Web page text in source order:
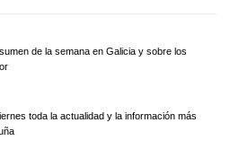
de la semana en Galicia y sobre los
toda la actualidad y la información más